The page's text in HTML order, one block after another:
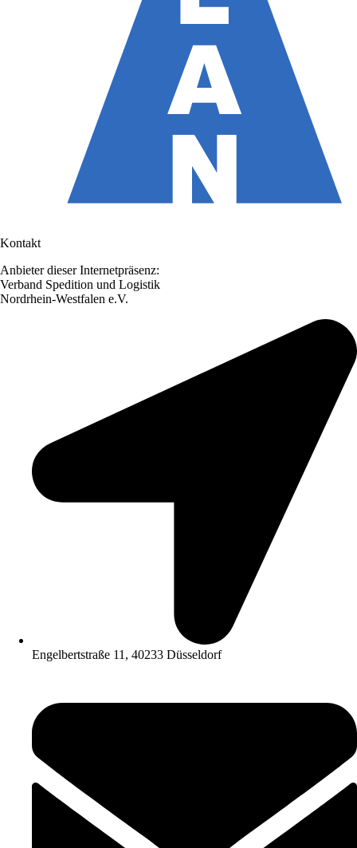
Kontakt
Anbieter dieser Internetpräsenz:
Verband Spedition und Logistik
Nordrhein-Westfalen e.V.
Engelbertstraße 11, 40233 Düsseldorf